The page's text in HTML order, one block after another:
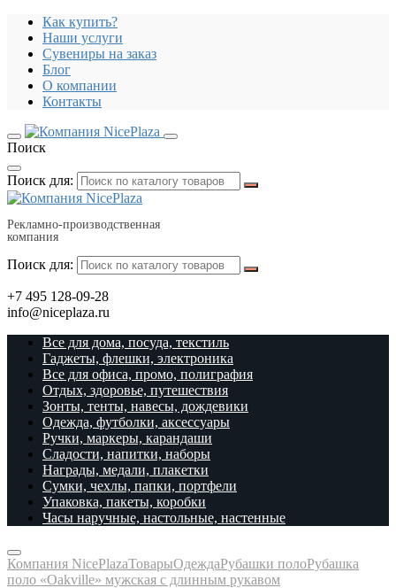
Как купить?
Наши услуги
Сувениры на заказ
Блог
О компании
Контакты
Поиск
Поиск для:
Рекламно-производственная
компания
Поиск для:
+7 495 128-09-28
info@niceplaza.ru
Все для дома, посуда, текстиль
Гаджеты, флешки, электроника
Все для офиса, промо, полиграфия
Отдых, здоровье, путешествия
Зонты, тенты, навесы, дождевики
Одежда, футболки, аксессуары
Ручки, маркеры, карандаши
Сладости, напитки, наборы
Награды, медали, плакетки
Сумки, чехлы, папки, портфели
Упаковка, пакеты, коробки
Часы наручные, настольные, настенные
Компания NicePlazaТоварыОдеждаРубашки полоРубашка
поло «Oakville» мужская с длинным рукавом